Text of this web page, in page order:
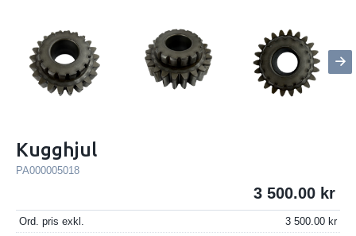
Kugghjul
PA000005018
3 500.00
Ord. pris exkl.
3 500.00